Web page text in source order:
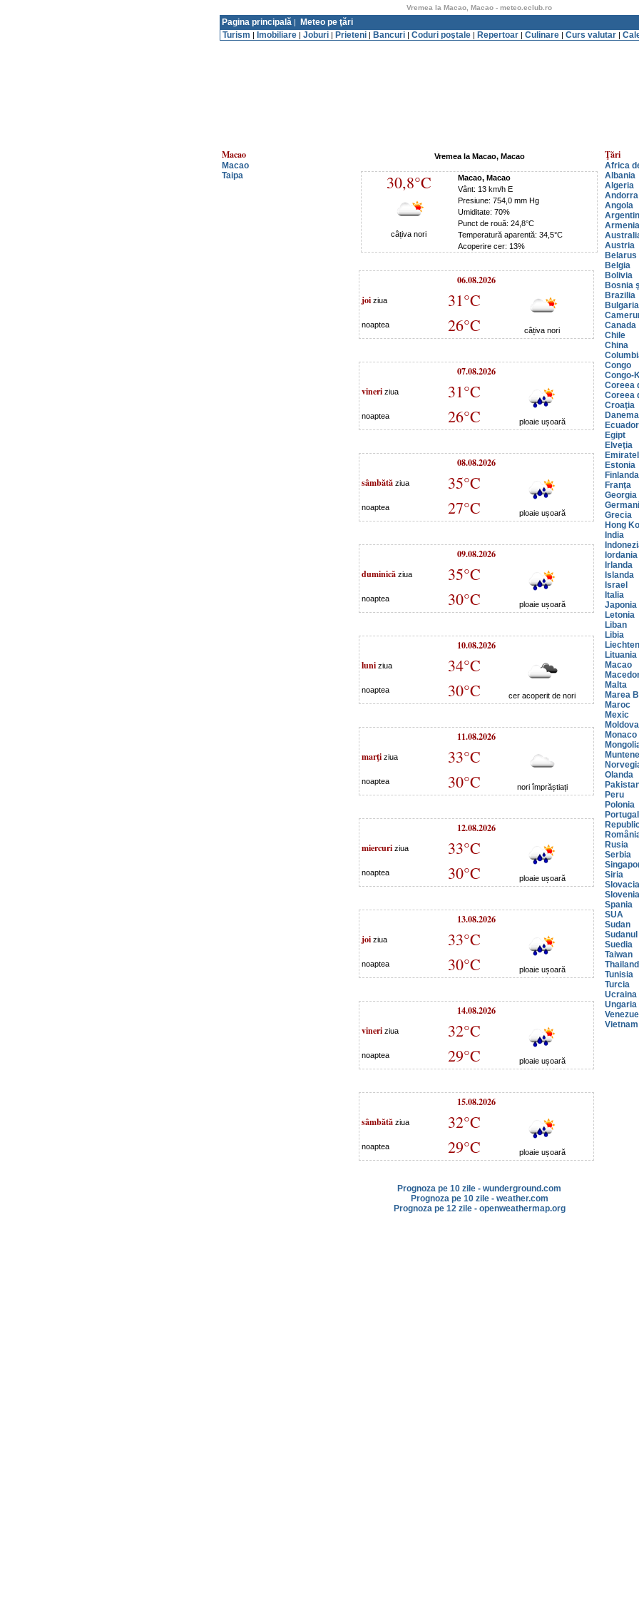
Vremea la Macao, Macao - meteo.eclub.ro
Pagina principală |
Meteo pe ţări
Turism | Imobiliare | Joburi | Prieteni | Bancuri | Coduri poştale | Repertoar | Culinare | Curs valutar |
Macao
Macao
Taipa
Vremea la Macao, Macao
30,8°C
câțiva nori
Macao, Macao
Vânt: 13 km/h E
Presiune: 754,0 mm Hg
Umiditate: 70%
Punct de rouă: 24,8°C
Temperatură aparentă: 34,5°C
Acoperire cer: 13%
06.08.2026
joi ziua 31°C
câțiva nori
noaptea 26°C
07.08.2026
vineri ziua 31°C
ploaie ușoară
noaptea 26°C
08.08.2026
sâmbătă ziua 35°C
ploaie ușoară
noaptea 27°C
09.08.2026
duminică ziua 35°C
ploaie ușoară
noaptea 30°C
10.08.2026
luni ziua 34°C
cer acoperit de nori
noaptea 30°C
11.08.2026
marţi ziua 33°C
nori împrăștiați
noaptea 30°C
12.08.2026
miercuri ziua 33°C
ploaie ușoară
noaptea 30°C
13.08.2026
joi ziua 33°C
ploaie ușoară
noaptea 30°C
14.08.2026
vineri ziua 32°C
ploaie ușoară
noaptea 29°C
15.08.2026
sâmbătă ziua 32°C
ploaie ușoară
noaptea 29°C
Prognoza pe 10 zile - wunderground.com
Prognoza pe 10 zile - weather.com
Prognoza pe 12 zile - openweathermap.org
Ţări
Africa
Albania
Algeria
Andorra
Angola
Armenia
Austria
Belarus
Belgia
Bolivia
Bosnia
Brazilia
Bulgaria
Canada
Chile
China
Congo
Congo-
Coreea
Coreea
Croaţia
Ecuador
Egipt
Elveţia
Estonia
Finlanda
Franţa
Georgia
Grecia
Hong
India
Iordania
Irlanda
Islanda
Israel
Italia
Japonia
Letonia
Liban
Libia
Lituania
Macao
Malta
Marea
Maroc
Mexic
Moldova
Monaco
Olanda
Peru
Polonia
Rusia
Serbia
Siria
Slovacia
Slovenia
Spania
SUA
Sudan
Sudanul
Suedia
Taiwan
Tunisia
Turcia
Ucraina
Ungaria
Vietnam